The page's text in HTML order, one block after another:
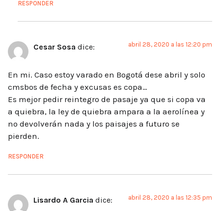
RESPONDER
Cesar Sosa dice: abril 28, 2020 a las 12:20 pm
En mi. Caso estoy varado en Bogotá dese abril y solo
cmsbos de fecha y excusas es copa…
Es mejor pedir reintegro de pasaje ya que si copa va
a quiebra, la ley de quiebra ampara a la aerolínea y
no devolverán nada y los paisajes a futuro se
pierden.
RESPONDER
Lisardo A Garcia dice: abril 28, 2020 a las 12:35 pm